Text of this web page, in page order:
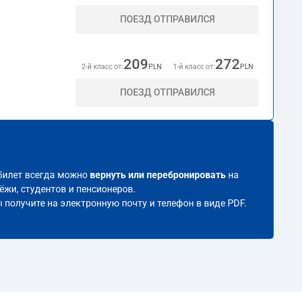
ПОЕЗД ОТПРАВИЛСЯ
2-й класс от:209 PLN 1-й класс от:272 PLN
ПОЕЗД ОТПРАВИЛСЯ
всегда можно вернуть или перебронировать на
студентов и пенсионеров.
на электронную почту и телефон в виде PDF.